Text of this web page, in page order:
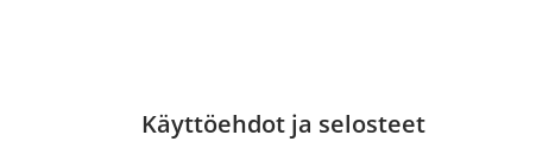
Käyttöehdot ja selosteet